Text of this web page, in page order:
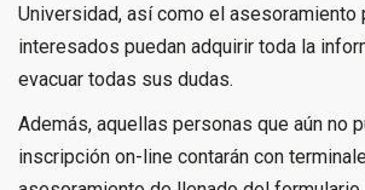
Universidad, así como el asesoramiento
interesados puedan adquirir toda la
evacuar todas sus dudas.
Además, aquellas personas que aún no
inscripción on-line contarán con